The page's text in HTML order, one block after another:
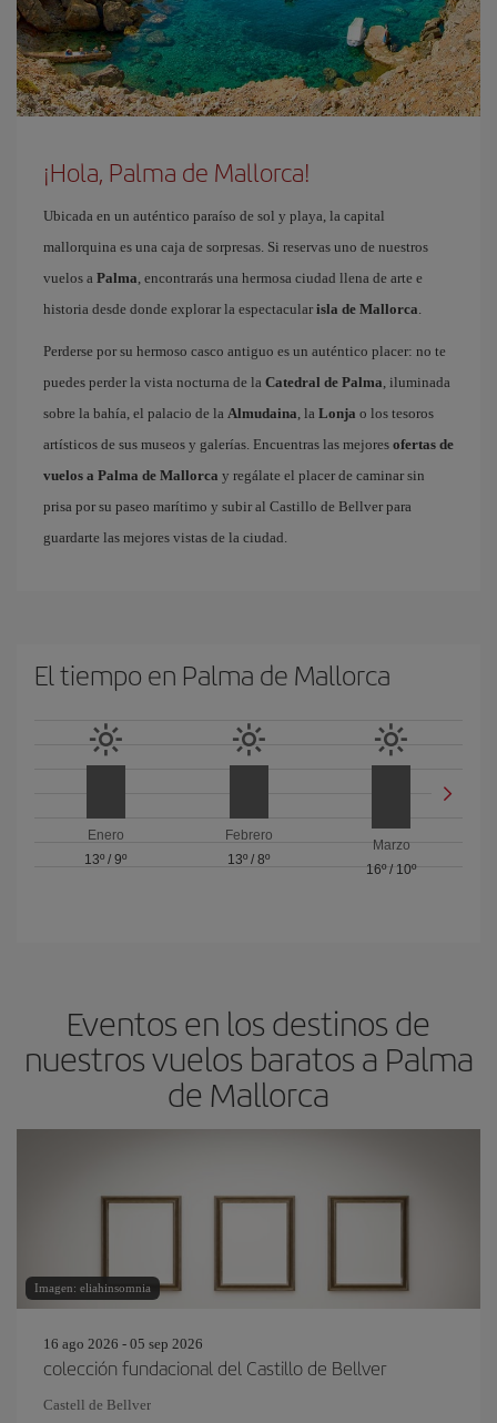
¡Hola, Palma de Mallorca!
Ubicada en un auténtico paraíso de sol y playa, la capital
mallorquina es una caja de sorpresas. Si reservas uno de nuestros
vuelos a Palma, encontrarás una hermosa ciudad llena de arte e
historia desde donde explorar la espectacular isla de Mallorca.
Perderse por su hermoso casco antiguo es un auténtico placer: no te
puedes perder la vista nocturna de la Catedral de Palma, iluminada
sobre la bahía, el palacio de la Almudaina, la Lonja o los tesoros
artísticos de sus museos y galerías. Encuentras las mejores ofertas de
vuelos a Palma de Mallorca y regálate el placer de caminar sin
prisa por su paseo marítimo y subir al Castillo de Bellver para
guardarte las mejores vistas de la ciudad.
El tiempo en Palma de Mallorca
Enero
13º /9º
Febrero
13º / 8º
Marzo
16º/ 10º
Eventos en los destinos de
nuestros vuelos baratos a Palma
de Mallorca
Imagen: eliahinsomnia
16 ago 2026 - 05 sep 2026
colección fundacional del Castillo de Bellver
Castell de Bellver